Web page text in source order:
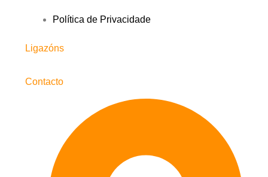
Política de Privacidade
Ligazóns
Contacto